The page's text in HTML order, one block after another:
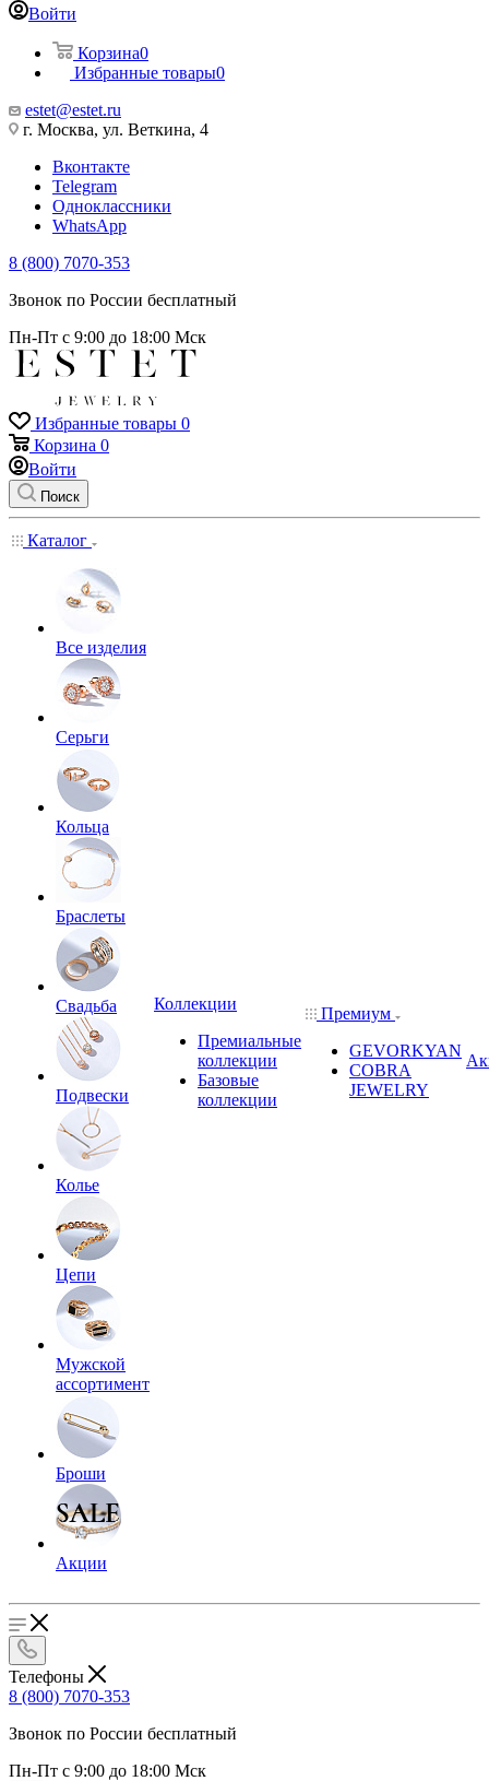
Войти
Корзина0
Избранные товары0
estet@estet.ru
г. Москва, ул. Веткина, 4
Вконтакте
Telegram
Одноклассники
WhatsApp
8 (800) 7070-353
Звонок по России бесплатный
Пн-Пт с 9:00 до 18:00 Мск
Избранные товары 0
Корзина 0
Войти
Поиск
Каталог
Все изделия
Серьги
Кольца
Браслеты
Свадьба
Подвески
Колье
Цепи
Мужской
ассортимент
Броши
Акции
Коллекции
Премиальные
коллекции
Базовые
коллекции
Премиум
GEVORKYAN
COBRA
JEWELRY
Телефоны
8 (800) 7070-353
Звонок по России бесплатный
Пн-Пт с 9:00 до 18:00 Мск